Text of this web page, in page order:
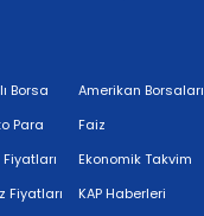
Borsa
Para
Fiyatları
Fiyatları
Amerikan Borsaları
Faiz
Ekonomik Takvim
KAP Haberleri